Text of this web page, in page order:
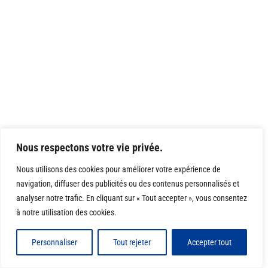
Nous respectons votre vie privée.
Nous utilisons des cookies pour améliorer votre expérience de
navigation, diffuser des publicités ou des contenus personnalisés et
analyser notre trafic. En cliquant sur « Tout accepter », vous consentez
à notre utilisation des cookies.
Personnaliser Tout rejeter Accepter tout